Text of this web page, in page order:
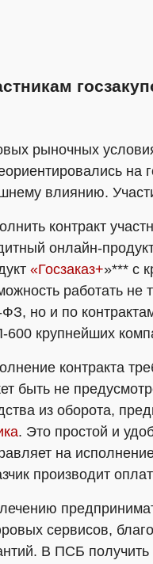
рыночных
на
влиянию.
контракт
онлайн-
«Госзаказ+»*** с
работать
ФЗ, но и по
крупнейших
контракта
быть не
из оборота,
. Это простой и
на
производит
сервисов,
В ПСБ